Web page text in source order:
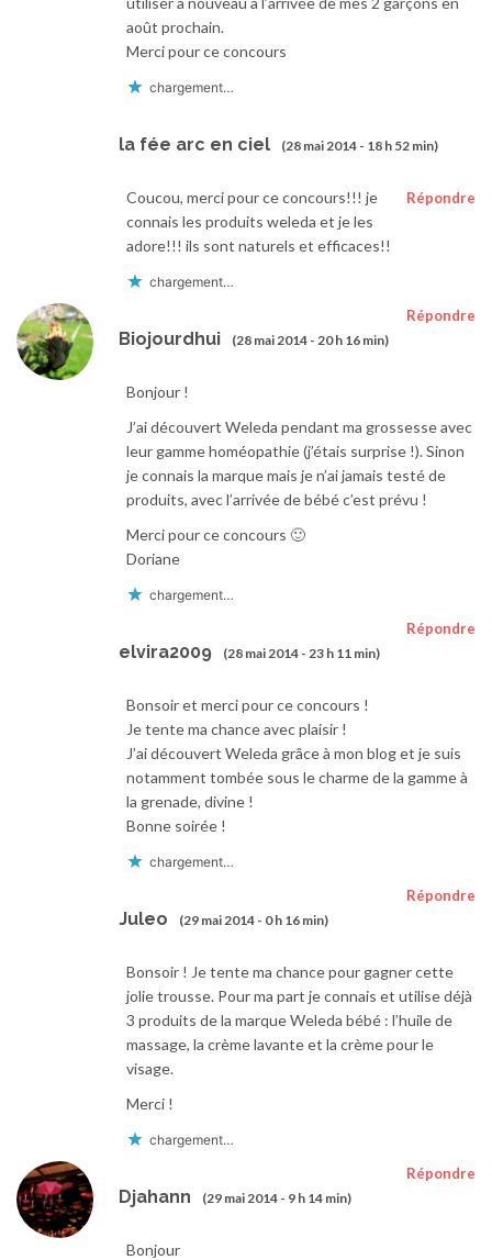
août prochain.
Merci pour ce concours
chargement…
la fée arc en ciel (28 mai 2014 - 18 h 52 min)
Répondre
Coucou, merci pour ce concours!!! je
connais les produits weleda et je les
adore!!! ils sont naturels et efficaces!!
chargement…
Biojourdhui (28 mai 2014 - 20 h 16 min)
Répondre
Bonjour !
J’ai découvert Weleda pendant ma grossesse avec
leur gamme homéopathie (j’étais surprise !). Sinon
je connais la marque mais je n’ai jamais testé de
produits, avec l’arrivée de bébé c’est prévu !
Merci pour ce concours 🙂
Doriane
chargement…
elvira2009 (28 mai 2014 - 23 h 11 min)
Répondre
Bonsoir et merci pour ce concours !
Je tente ma chance avec plaisir !
J’ai découvert Weleda grâce à mon blog et je suis
notamment tombée sous le charme de la gamme à
la grenade, divine !
Bonne soirée !
chargement…
Juleo (29 mai 2014 - 0 h 16 min)
Répondre
Bonsoir ! Je tente ma chance pour gagner cette
jolie trousse. Pour ma part je connais et utilise déjà
3 produits de la marque Weleda bébé : l’huile de
massage, la crème lavante et la crème pour le
visage.
Merci !
chargement…
Djahann (29 mai 2014 - 9 h 14 min)
Répondre
Bonjour